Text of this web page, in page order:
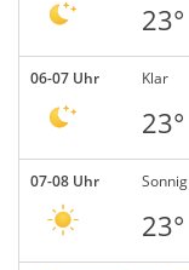
23°
06-07 Uhr Klar
23°
07-08 Uhr Sonnig
23°